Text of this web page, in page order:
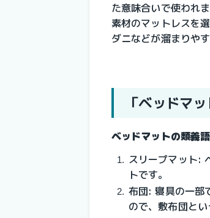
た意味合いで使われ
素材のマットレスを
ダニなどが溜まりや
「ベッドマ
ベッドマットの類義
スリープマット:
トです。
布団: 寝具の一部
ので、敷布団とい